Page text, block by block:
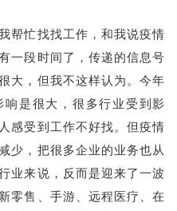
帮忙找找工作，和我说疫情
一段时间了，传递的信息号
大，但我不这样认为。今年
是很大，很多行业受到影
感受到工作不好找。但疫情
少，把很多企业的业务也从
业来说，反而是迎来了一波
零售、手游、远程医疗、在